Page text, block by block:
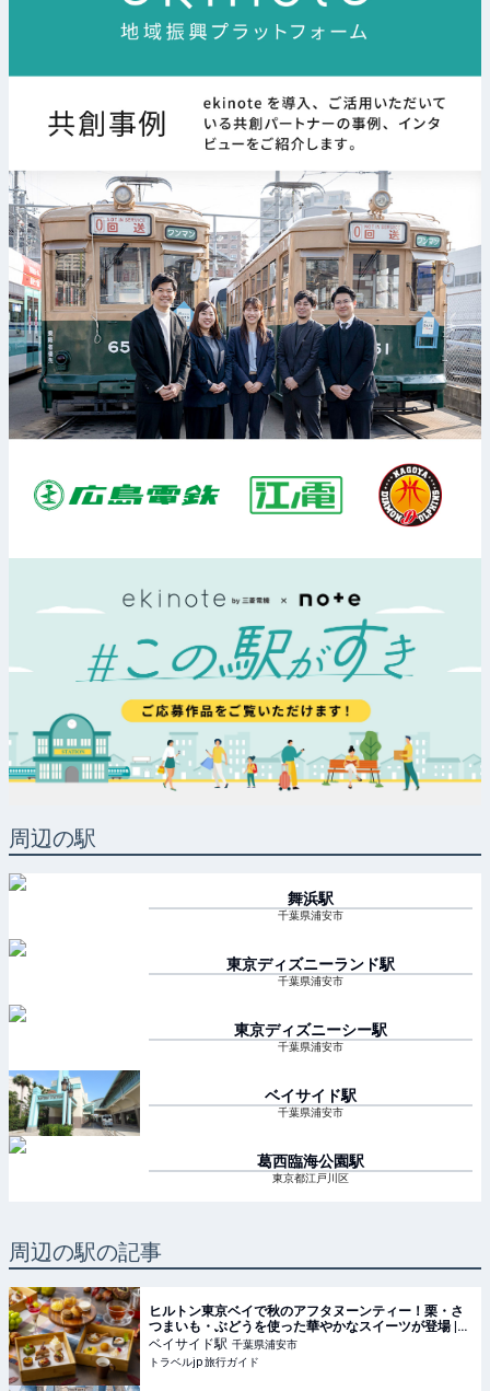
周辺の駅
舞浜駅
千葉県浦安市
東京ディズニーランド駅
千葉県浦安市
東京ディズニーシー駅
千葉県浦安市
ベイサイド駅
千葉県浦安市
葛西臨海公園駅
東京都江戸川区
周辺の駅の記事
ヒルトン東京ベイで秋のアフタヌーンティー！栗・さ
つまいも・ぶどうを使った華やかなスイーツが登場 |
千葉県 | トラベルjp 旅行ガイド
ベイサイド駅 千葉県浦安市
トラベルjp 旅行ガイド